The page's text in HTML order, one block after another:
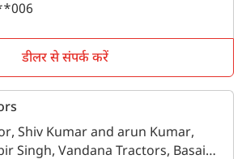
डीलर से संपर्क करें
Shiv Kumar and arun Kumar,
Singh, Vandana Tractors, Basai